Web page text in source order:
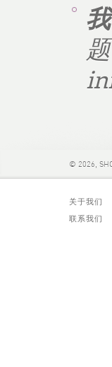
© 2026,
关于我们
联系我们